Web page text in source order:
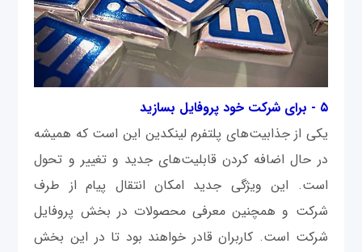
۵ - برای شرکت خود پروفایل بسازید
یکی از جذابیت‌های پلتفرم لینکدین این است که همیشه
در حال اضافه کردن قابلیت‌های جدید و تغییر و تحول
است. این ویژگی جدید امکان انتقال پیام از طرف
شرکت و همچنین معرفی محصولات در بخش پروفایل
شرکت است. کاربران قادر خواهند بود تا در این بخش